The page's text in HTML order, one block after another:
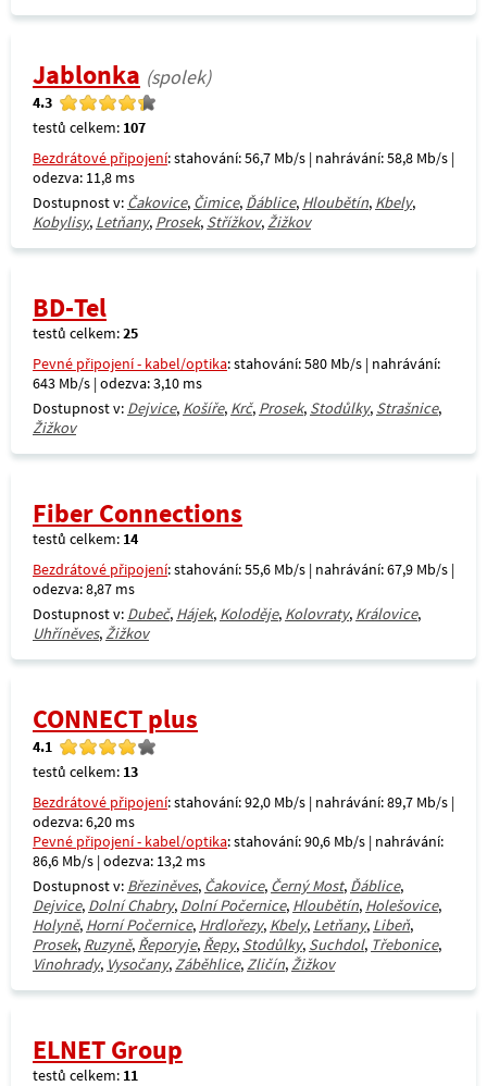
Jablonka (spolek)
4.3
testů celkem: 107
Bezdrátové připojení: stahování: 56,7 Mb/s | nahrávání: 58,8 Mb/s |
odezva: 11,8 ms
Dostupnost v: Čakovice, Čimice, Ďáblice, Hloubětín, Kbely,
Kobylisy, Letňany, Prosek, Střížkov,Žižkov
BD-Tel
testů celkem:25
Pevné připojení - kabel/optika: stahování: 580 Mb/s | nahrávání:
643 Mb/s | odezva: 3,10 ms
Dostupnost v: Dejvice, Košíře, Krč, Prosek, Stodůlky, Strašnice,
Žižkov
Fiber Connections
testů celkem: 14
Bezdrátové připojení: stahování: 55,6 Mb/s | nahrávání: 67,9 Mb/s |
odezva: 8,87 ms
Dostupnost v: Dubeč, Hájek, Koloděje, Kolovraty, Královice,
Uhříněves,Žižkov
CONNECT plus
4.1
testů celkem: 13
Bezdrátové připojení: stahování: 92,0 Mb/s | nahrávání: 89,7 Mb/s |
odezva: 6,20 ms
Pevné připojení - kabel/optika: stahování: 90,6 Mb/s | nahrávání:
86,6 Mb/s | odezva: 13,2 ms
Dostupnost v: Březiněves, Čakovice, Černý Most, Ďáblice,
Dejvice, Dolní Chabry, Dolní Počernice, Hloubětín, Holešovice,
Holyně, Horní Počernice, Hrdlořezy, Kbely, Letňany, Libeň,
Prosek, Ruzyně, Řeporyje, Řepy, Stodůlky, Suchdol, Třebonice,
Vinohrady, Vysočany,Záběhlice,Zličín,Žižkov
ELNET Group
testů celkem: 11